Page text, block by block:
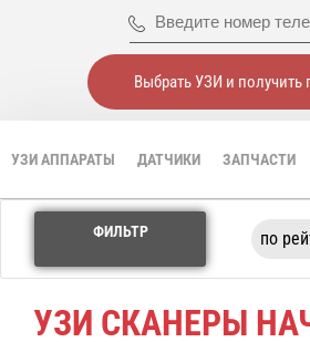
Выбрать УЗИ и получить
УЗИ АППАРАТЫ ДАТЧИКИ ЗАПЧАСТИ
ФИЛЬТР
УЗИ СКАНЕРЫ